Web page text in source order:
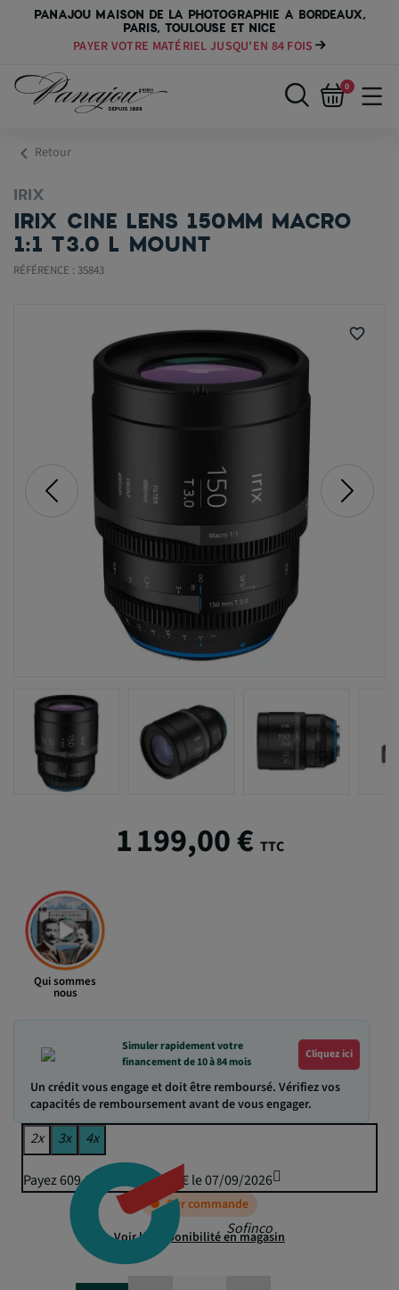
PANAJOU MAISON DE LA PHOTOGRAPHIE A BORDEAUX,
PARIS, TOULOUSE ET NICE
PAYER VOTRE MATÉRIEL JUSQU'EN 84 FOIS
0
chevron_left Retour
IRIX
IRIX CINE LENS 150MM MACRO
1:1 T3.0 L MOUNT
RÉFÉRENCE : 35843
favorite_border
1 199,00 € TTC
Qui sommes
nous
Simuler rapidement votre
financement de 10 à 84 mois
Cliquez ici
Un crédit vous engage et doit être remboursé. Vérifiez vos
capacités de remboursement avant de vous engager.
Sofinco
2x 3x 4x
Payez 609,81 € puis 599,50 € le 07/09/2026
Sur commande
Voir la disponibilité en magasin